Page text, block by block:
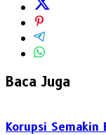
Baca Juga
Korupsi Semakin